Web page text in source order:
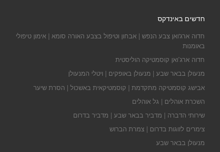
חדשים באינדקס
חדוה ארג'ואן צבע הנפש | אבחון וטיפול בצבע האורה סומא | אימון טיפולי
באומנות
חדוה ארג’ואן קוסמטיקה הוליסטית
מנעולן בבאר שבע | מנעולן באופקים | ויטלי המנעולן
אבישג קוסמטיקה מתקדמת | קוסמטיקאית באשכול | הסרת שיער
השכרת אוהלים | גל אוהלים
שירותי הדברה | מדביר בבאר שבע | מדביר בדרום
צימרים לזוגות בדרום | צמרת הברוש
מנעולן בבאר שבע